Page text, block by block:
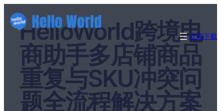
立即下载
HelloWorld跨境电
商助手多店铺商品
重复与SKU冲突问
题全流程解决方案